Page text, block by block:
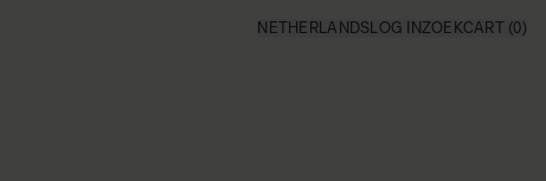
NETHERLANDS LOG IN ZOEKCART (0)